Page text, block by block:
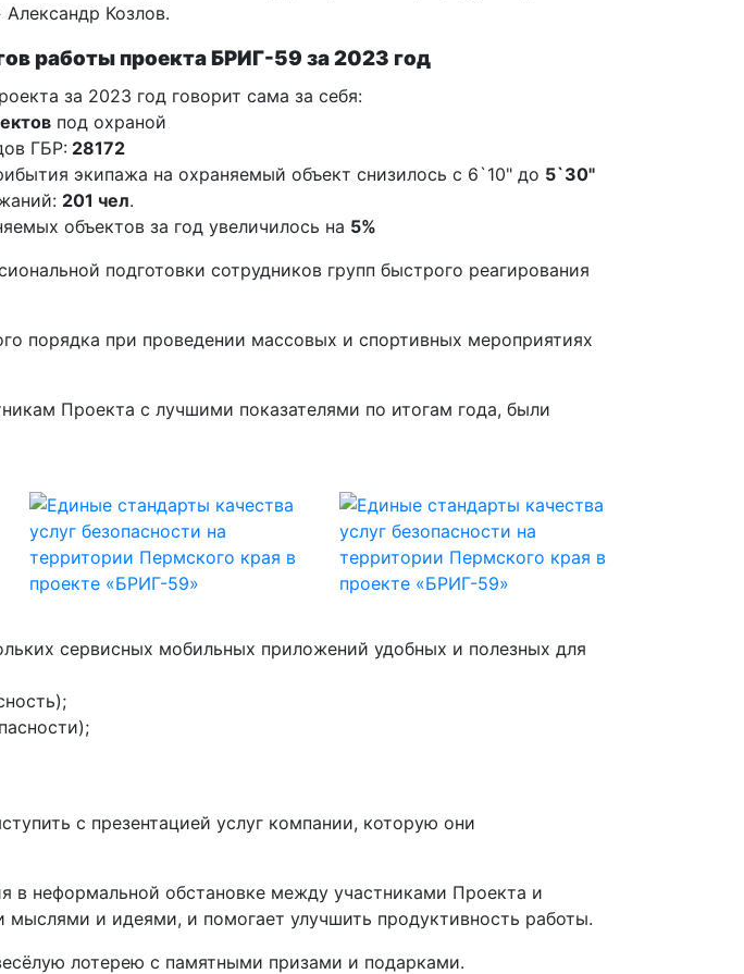
Козлов.
работы проекта БРИГ-59 за 2023 год
за 2023 год говорит сама за себя:
под охраной
ГБР: 28172
экипажа на охраняемый объект снизилось с 6`10" до 5`30"
201 чел.
объектов за год увеличилось на 5%
подготовки сотрудников групп быстрого реагирования
порядка при проведении массовых и спортивных мероприятиях
Проекта с лучшими показателями по итогам года, были
сервисных мобильных приложений удобных и полезных для
с презентацией услуг компании, которую они
в неформальной обстановке между участниками Проекта и
и идеями, и помогает улучшить продуктивность работы.
лотерею с памятными призами и подарками.